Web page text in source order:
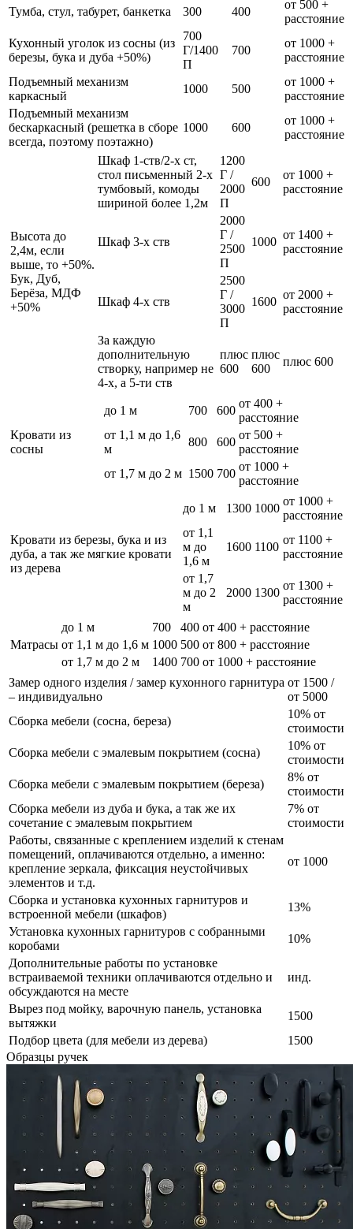
Тумба, стул, табурет, банкетка 300 400
от 500 +
расстояние
Кухонный уголок из сосны (из
березы, бука и дуба +50%)
700
Г/1400
П
700
от 1000 +
расстояние
Подъемный механизм
каркасный
1000 500
от 1000 +
расстояние
Подъемный механизм
бескаркасный (решетка в сборе
всегда, поэтому поэтажно)
1000 600
от 1000 +
расстояние
Высота до
2,4м, если
выше, то +50%.
Бук, Дуб,
Берёза, МДФ
+50%
Шкаф 1-ств/2-х ст,
стол письменный 2-х
тумбовый, комоды
шириной более 1,2м
1200
Г /
2000
П
600
от 1000 +
расстояние
Шкаф 3-х ств
2000
Г /
2500
П
1000
от 1400 +
расстояние
Шкаф 4-х ств
2500
Г /
3000
П
1600
от 2000 +
расстояние
За каждую
дополнительную
створку, например не
4-х, а 5-ти ств
плюс
600
плюс
600
плюс 600
Кровати из
сосны
до 1 м 700 600
от 400 +
расстояние
от 1,1 м до 1,6
м
800 600
от 500 +
расстояние
от 1,7 м до 2 м 1500 700
от 1000 +
расстояние
Кровати из березы, бука и из
дуба, а так же мягкие кровати
из дерева
до 1 м 1300 1000
от 1000 +
расстояние
от 1,1
м до
1,6 м
1600 1100
от 1100 +
расстояние
от 1,7
м до 2
м
2000 1300
от 1300 +
расстояние
Матрасы
до 1 м 700 400 от 400 + расстояние
от 1,1 м до 1,6 м 1000 500 от 800 + расстояние
от 1,7 м до 2 м
1400 700 от 1000 + расстояние
Замер одного изделия / замер кухонного гарнитура
– индивидуально
от 1500 /
от 5000
Сборка мебели (сосна, береза)
10% от
стоимости
Сборка мебели с эмалевым покрытием (сосна)
10% от
стоимости
Сборка мебели с эмалевым покрытием (береза)
8% от
стоимости
Сборка мебели из дуба и бука, а так же их
сочетание с эмалевым покрытием
7% от
стоимости
Работы, связанные с креплением изделий к стенам
помещений, оплачиваются отдельно, а именно:
крепление зеркала, фиксация неустойчивых
элементов и т.д.
от 1000
Сборка и установка кухонных гарнитуров и
встроенной мебели (шкафов)
13%
Установка кухонных гарнитуров с собранными
коробами
10%
Дополнительные работы по установке
встраиваемой техники оплачиваются отдельно и
обсуждаются на месте
инд.
Вырез под мойку, варочную панель, установка
вытяжки
1500
Подбор цвета (для мебели из дерева)
1500
Образцы ручек